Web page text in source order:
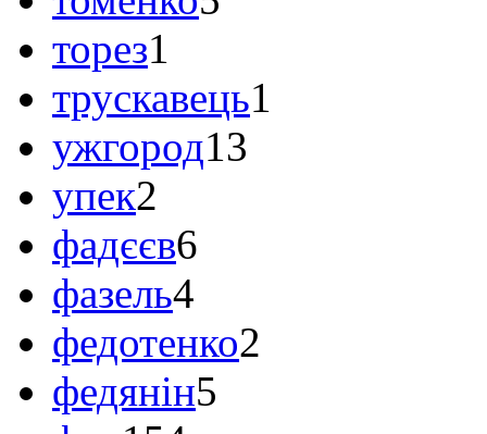
торез1
трускавець1
ужгород13
упек2
фадєєв6
фазель4
федотенко2
федянін5